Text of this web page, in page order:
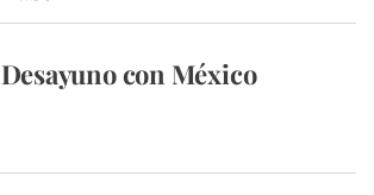
Desayuno con México